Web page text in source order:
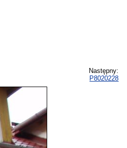
Następny:
P8020228